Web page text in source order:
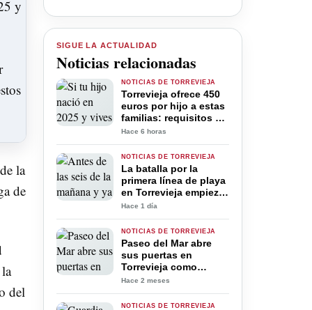
la
de
del
SIGUE LA ACTUALIDAD
Noticias relacionadas
NOTICIAS DE TORREVIEJA
Torrevieja ofrece 450
euros por hijo a estas
familias: requisitos y
plazo para pedir la
Hace 6 horas
NOTICIAS DE TORREVIEJA
La batalla por la
primera línea de playa
en Torrevieja empieza
antes de las seis de la
Hace 1 día
NOTICIAS DE TORREVIEJA
Paseo del Mar abre
sus puertas en
Torrevieja como
nuevo destino de ocio
puerto
Hace 2 meses
NOTICIAS DE TORREVIEJA